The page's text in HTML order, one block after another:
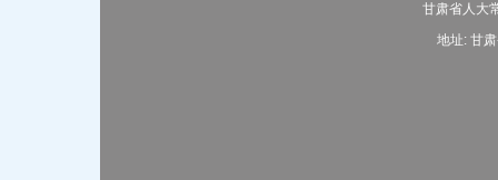
甘肃省人大
地址: 甘